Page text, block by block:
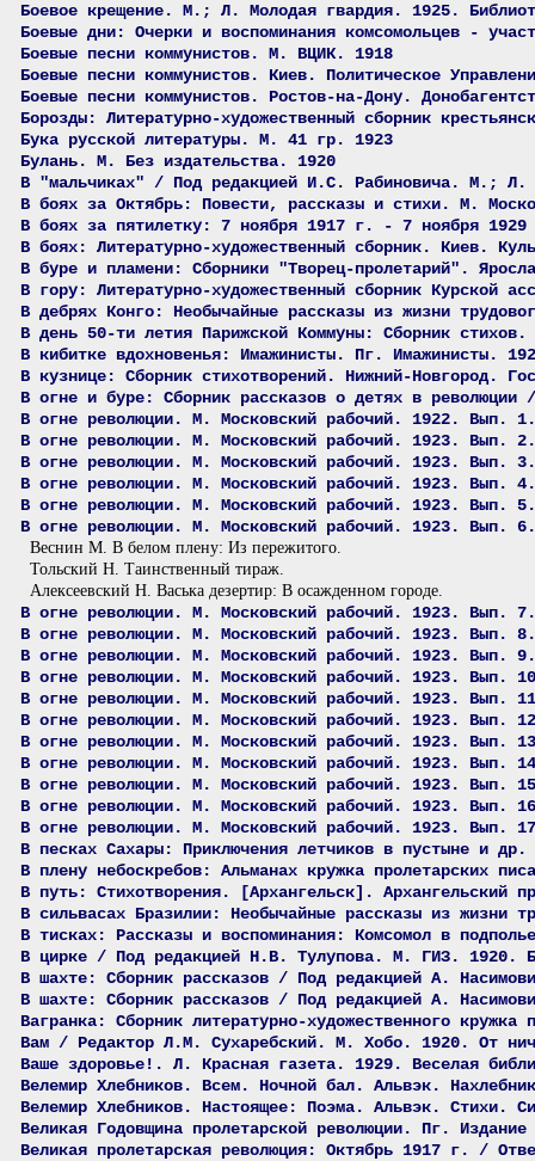
Боевое крещение. М.; Л. Молодая гвардия. 1925.
Боевые дни: Очерки и воспоминания комсомольцев -
Боевые песни коммунистов. М. ВЦИК. 1918
Боевые песни коммунистов. Киев. Политическое
Боевые песни коммунистов. Ростов-на-Дону.
Борозды: Литературно-художественный сборник
Бука русской литературы. М. 41 гр. 1923
Булань. М. Без издательства. 1920
В "мальчиках" / Под редакцией И.С. Рабиновича. М.; Л.
В боях за Октябрь: Повести, рассказы и стихи. М.
В боях за пятилетку: 7 ноября 1917 г. - 7 ноября
В боях: Литературно-художественный сборник. Киев.
В буре и пламени: Сборники "Творец-пролетарий".
В гору: Литературно-художественный сборник Курской
В дебрях Конго: Необычайные рассказы из жизни
В день 50-ти летия Парижской Коммуны: Сборник стихов.
В кибитке вдохновенья: Имажинисты. Пг. Имажинисты.
В кузнице: Сборник стихотворений. Нижний-Новгород.
В огне и буре: Сборник рассказов о детях в
В огне революции. М. Московский рабочий. 1922. Вып.
В огне революции. М. Московский рабочий. 1923. Вып.
В огне революции. М. Московский рабочий. 1923. Вып.
В огне революции. М. Московский рабочий. 1923. Вып.
В огне революции. М. Московский рабочий. 1923. Вып.
В огне революции. М. Московский рабочий. 1923. Вып.
Веснин М. В белом плену: Из пережитого.
Тольский Н. Таинственный тираж.
Алексеевский Н. Васька дезертир: В осажденном городе.
В огне революции. М. Московский рабочий. 1923. Вып.
В огне революции. М. Московский рабочий. 1923. Вып.
В огне революции. М. Московский рабочий. 1923. Вып.
В огне революции. М. Московский рабочий. 1923. Вып.
В огне революции. М. Московский рабочий. 1923. Вып.
В огне революции. М. Московский рабочий. 1923. Вып.
В огне революции. М. Московский рабочий. 1923. Вып.
В огне революции. М. Московский рабочий. 1923. Вып.
В огне революции. М. Московский рабочий. 1923. Вып.
В огне революции. М. Московский рабочий. 1923. Вып.
В огне революции. М. Московский рабочий. 1923. Вып.
В песках Сахары: Приключения летчиков в пустыне и
В плену небоскребов: Альманах кружка пролетарских
В путь: Стихотворения. [Архангельск]. Архангельский
В сильвасах Бразилии: Необычайные рассказы из
В тисках: Рассказы и воспоминания: Комсомол в
В цирке / Под редакцией Н.В. Тулупова. М. ГИЗ. 1920.
В шахте: Сборник рассказов / Под редакцией А.
В шахте: Сборник рассказов / Под редакцией А.
Вагранка: Сборник литературно-художественного
Вам / Редактор Л.М. Сухаребский. М. Хобо. 1920. От
Ваше здоровье!. Л. Красная газета. 1929. Веселая
Велемир Хлебников. Всем. Ночной бал. Альвэк.
Велемир Хлебников. Настоящее: Поэма. Альвэк. Стихи.
Великая Годовщина пролетарской революции. Пг.
Великая пролетарская революция: Октябрь 1917 г. /